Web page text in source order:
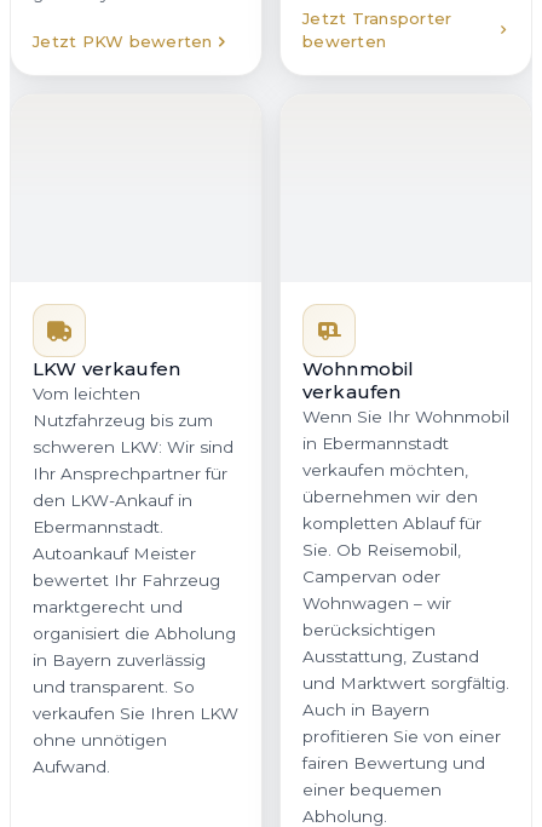
Jetzt PKW bewerten
Jetzt Transporter
bewerten
LKW verkaufen
Vom leichten
Nutzfahrzeug bis zum
schweren LKW: Wir sind
Ihr Ansprechpartner für
den LKW-Ankauf in
Ebermannstadt.
Autoankauf Meister
bewertet Ihr Fahrzeug
marktgerecht und
organisiert die Abholung
in Bayern zuverlässig
und transparent. So
verkaufen Sie Ihren LKW
ohne unnötigen
Aufwand.
Wohnmobil
verkaufen
Wenn Sie Ihr Wohnmobil
in Ebermannstadt
verkaufen möchten,
übernehmen wir den
kompletten Ablauf für
Sie. Ob Reisemobil,
Campervan oder
Wohnwagen – wir
berücksichtigen
Ausstattung, Zustand
und Marktwert sorgfältig.
Auch in Bayern
profitieren Sie von einer
fairen Bewertung und
einer bequemen
Abholung.